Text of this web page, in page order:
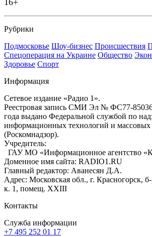
16+
Рубрики
Подмосковье Шоу-бизнес Происшествия
Спецоперация на Украине Общество
Здоровье Спорт
Информация
Сетевое издание «Радио 1».
Реестровая запись СМИ Эл № ФС77-85036
года выдано Федеральной службой по
информационных технологий и
(Роскомнадзор).
Учредитель:
ГАУ МО «Информационное агентство
Доменное имя сайта: RADIO1.RU
Главный редактор: Аванесян Д.А.
Адрес: Московская обл., г. Красногорск,
к. 1, помещ. XXIII
Контакты
Служба информации
+7 495 252 01 17